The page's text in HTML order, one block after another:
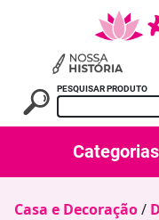
PESQUISAR PRODUTO
Categorias
Casa e Decoração/